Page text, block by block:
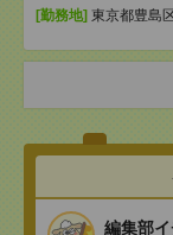
[勤務地] 東京都豊島
編集部